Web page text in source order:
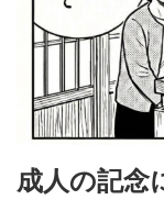
成人の記念